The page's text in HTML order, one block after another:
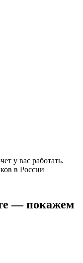
у вас работать.
в России
— покажем